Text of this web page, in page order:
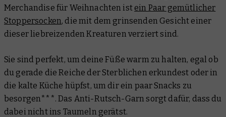
Merchandise für Weihnachten ist ein Paar gemütlicher
Stoppersocken, die mit dem grinsenden Gesicht einer
dieser liebreizenden Kreaturen verziert sind.
Sie sind perfekt, um deine Füße warm zu halten, egal ob
du gerade die Reiche der Sterblichen erkundest oder in
die kalte Küche hüpfst, um dir ein paar Snacks zu
besorgen***. Das Anti-Rutsch-Garn sorgt dafür, dass du
dabei nicht ins Taumeln gerätst.